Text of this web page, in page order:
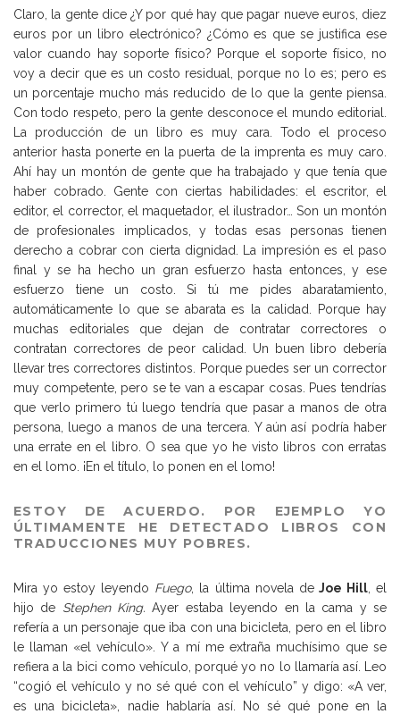
Claro, la gente dice ¿Y por qué hay que pagar nueve euros, diez
euros por un libro electrónico? ¿Cómo es que se justifica ese
valor cuando hay soporte físico? Porque el soporte físico, no
voy a decir que es un costo residual, porque no lo es; pero es
un porcentaje mucho más reducido de lo que la gente piensa.
Con todo respeto, pero la gente desconoce el mundo editorial.
La producción de un libro es muy cara. Todo el proceso
anterior hasta ponerte en la puerta de la imprenta es muy caro.
Ahí hay un montón de gente que ha trabajado y que tenía que
haber cobrado. Gente con ciertas habilidades: el escritor, el
editor, el corrector, el maquetador, el ilustrador… Son un montón
de profesionales implicados, y todas esas personas tienen
derecho a cobrar con cierta dignidad. La impresión es el paso
final y se ha hecho un gran esfuerzo hasta entonces, y ese
esfuerzo tiene un costo. Si tú me pides abaratamiento,
automáticamente lo que se abarata es la calidad. Porque hay
muchas editoriales que dejan de contratar correctores o
contratan correctores de peor calidad. Un buen libro debería
llevar tres correctores distintos. Porque puedes ser un corrector
muy competente, pero se te van a escapar cosas. Pues tendrías
que verlo primero tú luego tendría que pasar a manos de otra
persona, luego a manos de una tercera. Y aún así podría haber
una errate en el libro. O sea que yo he visto libros con erratas
en el lomo. ¡En el título, lo ponen en el lomo!
ESTOY DE ACUERDO. POR EJEMPLO YO
ÚLTIMAMENTE HE DETECTADO LIBROS CON
TRADUCCIONES MUY POBRES.
Mira yo estoy leyendo Fuego, la última novela deJoe Hill, el
hijo de Stephen King.Ayer estaba leyendo en la cama y se
refería a un personaje que iba con una bicicleta, pero en el libro
le llaman «el vehículo». Y a mí me extraña muchísimo que se
refiera a la bici como vehículo, porqué yo no lo llamaría así. Leo
“cogió el vehículo y no sé qué con el vehículo” y digo: «A ver,
es una bicicleta», nadie hablaría así. No sé qué pone en la